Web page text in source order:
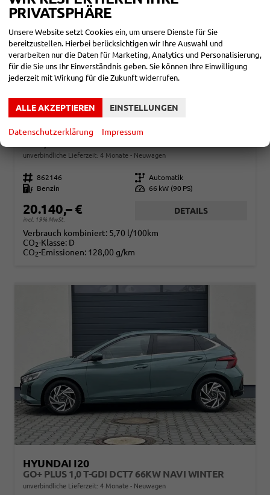
HYUNDAI I20
unverbindliche Lieferzeit: 4 Monate Neuwagen
Fahrzeugnr. 862146 Getriebe Automatik
Kraftstoff
Benzin Leistung 66 kW (90 PS)
20.140,– €
incl. 19% MwSt.
DETAILS
Verbrauch kombiniert: 5,70 l/100km
CO2-Klasse: D
CO2-Emissionen: 128,00 g/km
HYUNDAI I20
GO+ PLUS 1,0 T-GDI DCT7 66KW NAVI WINTER
unverbindliche Lieferzeit: 4 Monate Neuwagen
PRIVATSPHÄRE
Unsere Website setzt Cookies ein, um unsere Dienste für Sie
bereitzustellen. Hierbei berücksichtigen wir Ihre Auswahl und
verarbeiten nur die Daten für Marketing, Analytics und Personalisierung,
für die Sie uns Ihr Einverständnis geben. Sie können Ihre Einwilligung
jederzeit mit Wirkung für die Zukunft widerrufen.
ALLE AKZEPTIEREN EINSTELLUNGEN
Datenschutzerklärung Impressum